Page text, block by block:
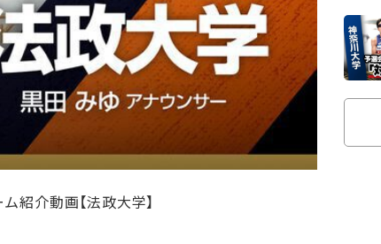
紹介動画【法政大学】